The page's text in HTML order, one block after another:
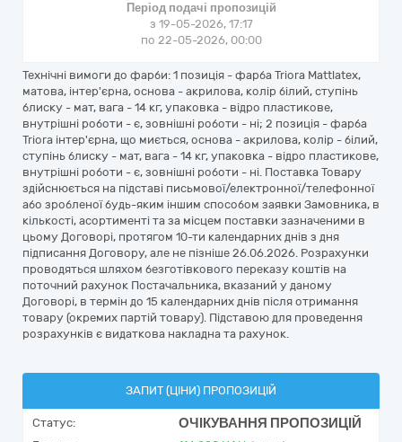
Період подачі пропозицій
з 19-05-2026, 17:17
по 22-05-2026, 00:00
Технічні вимоги до фарби: 1 позиція - фарба Triora Mattlatex,
матова, інтер'єрна, основа - акрилова, колір білий, ступінь
блиску - мат, вага - 14 кг, упаковка - відро пластикове,
внутрішні роботи - є, зовнішні роботи - ні; 2 позиція - фарба
Triora інтер'єрна, що миється, основа - акрилова, колір - білий,
ступінь блиску - мат, вага - 14 кг, упаковка - відро пластикове,
внутрішні роботи - є, зовнішні роботи - ні. Поставка Товару
здійснюється на підставі письмової/електронної/телефонної
або зробленої будь-яким іншим способом заявки Замовника, в
кількості, асортименті та за місцем поставки зазначеними в
цьому Договорі, протягом 10-ти календарних днів з дня
підписання Договору, але не пізніше 26.06.2026. Розрахунки
проводяться шляхом безготівкового переказу коштів на
поточний рахунок Постачальника, вказаний у даному
Договорі, в термін до 15 календарних днів після отримання
товару (окремих партій товару). Підставою для проведення
розрахунків є видаткова накладна та рахунок.
ЗАПИТ (ЦІНИ) ПРОПОЗИЦІЙ
Статус: ОЧІКУВАННЯ ПРОПОЗИЦІЙ